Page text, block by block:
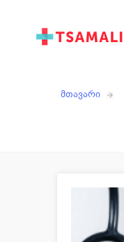
მთავარი